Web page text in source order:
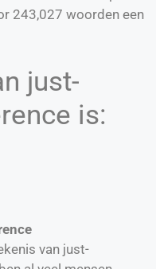
243,027 woorden een
just-
is:
van just-